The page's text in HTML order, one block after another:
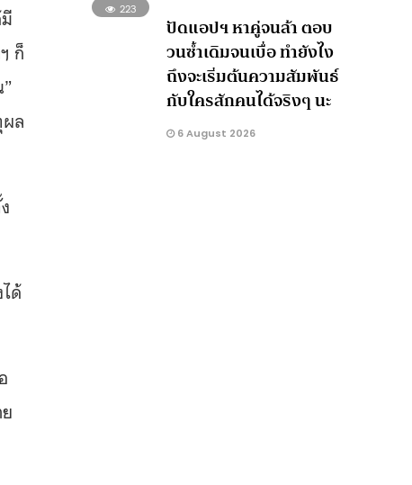
ก็
ล
ด้
223
ปัดแอปฯ หาคู่จนล้า ตอบ
วนซ้ำเดิมจนเบื่อ ทำยังไง
ถึงจะเริ่มต้นความสัมพันธ์
กับใครสักคนได้จริงๆ นะ
6 August 2026